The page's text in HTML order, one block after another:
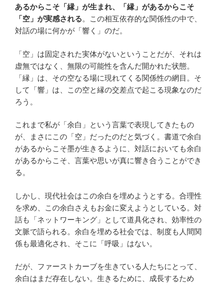
あるからこそ「縁」が生まれ、「縁」があるからこそ
「空」が実感される。この相互依存的な関係性の中で、
対話の場に何かが「響く」のだ。
「空」は固定された実体がないということだが、それは
虚無ではなく、無限の可能性を含んだ開かれた状態。
「縁」は、その空なる場に現れてくる関係性の網目。そ
して「響」は、この空と縁の交差点で起こる現象なのだ
ろう。
これまで私が「余白」という言葉で表現してきたもの
が、まさにこの「空」だったのだと気づく。書道で余白
があるからこそ墨が生きるように、対話においても余白
があるからこそ、言葉や思いが真に響き合うことができ
る。
しかし、現代社会はこの余白を埋めようとする。合理性
を求め、この余白さえもお金に変えようとしている。対
話も「ネットワーキング」として道具化され、効率性の
文脈で語られる。余白を埋める社会では、制度も人間関
係も最適化され、そこに「呼吸」はない。
だが、ファーストカーブを生きている人たちにとって、
余白はまだ存在しない。生きるために、成長するため